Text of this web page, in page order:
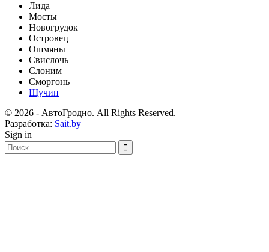
Лида
Мосты
Новогрудок
Островец
Ошмяны
Свислочь
Слоним
Сморгонь
Щучин
© 2026 - АвтоГродно. All Rights Reserved.
Разработка: Sait.by
Sign in